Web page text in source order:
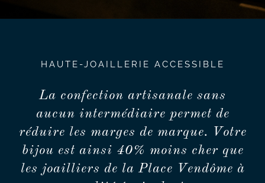
HAUTE-JOAILLERIE ACCESSIBLE
La confection artisanale sans
aucun intermédiaire permet de
réduire les marges de marque. Votre
bijou est ainsi 40% moins cher que
les joailliers de la Place Vendôme à